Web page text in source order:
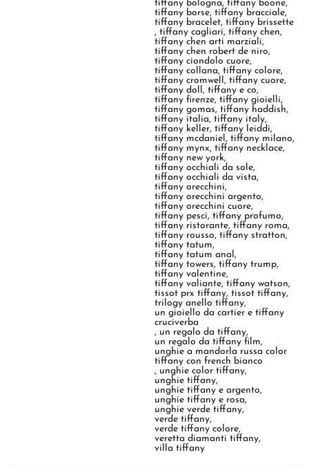
tiffany bologna,tiffany boone,
tiffany borse,tiffany bracciale,
tiffany bracelet,tiffany brissette
,tiffany cagliari,tiffany chen,
tiffany chen arti marziali,
tiffany chen robert de niro,
tiffany ciondolo cuore,
tiffany collana,tiffany colore,
tiffany cromwell,tiffany cuore,
tiffany doll,tiffany e co,
tiffany firenze,tiffany gioielli,
tiffany gomas,tiffany haddish,
tiffany italia,tiffany italy,
tiffany keller,tiffany leiddi,
tiffany mcdaniel,tiffany milano,
tiffany mynx,tiffany necklace,
tiffany new york,
tiffany occhiali da sole,
tiffany occhiali da vista,
tiffany orecchini,
tiffany orecchini argento,
tiffany orecchini cuore,
tiffany pesci,tiffany profumo,
tiffany ristorante,tiffany roma,
tiffany rousso,tiffany stratton,
tiffany tatum,
tiffany tatum anal,
tiffany towers,tiffany trump,
tiffany valentine,
tiffany valiante,tiffany watson,
tissot prx tiffany,tissot tiffany,
trilogy anello tiffany,
un gioiello da cartier e tiffany
cruciverba
, un regalo da tiffany,
un regalo da tiffany film,
unghie a mandorla russa color
tiffany con french bianco
, unghie color tiffany,
unghie tiffany,
unghie tiffany e argento,
unghie tiffany e rosa,
unghie verde tiffany,
verde tiffany,
verde tiffany colore,
veretta diamanti tiffany,
villa tiffany